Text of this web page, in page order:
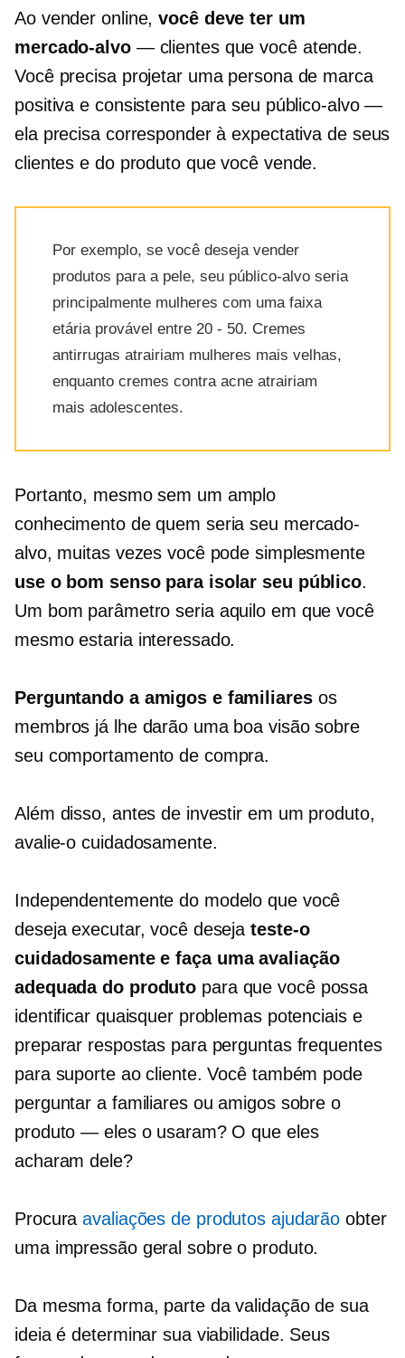
Ao vender online,você deve ter um
mercado-alvo— clientes que você atende.
Você precisa projetar uma persona de marca
positiva e consistente para seu público-alvo —
ela precisa corresponder à expectativa de seus
clientes e do produto que você vende.
Por exemplo, se você deseja vender
produtos para a pele, seu público-alvo seria
principalmente mulheres com uma faixa
etária provável entre 20 - 50. Cremes
antirrugas atrairiam mulheres mais velhas,
enquanto cremes contra acne atrairiam
mais adolescentes.
Portanto, mesmo sem um amplo
conhecimento de quem seria seu mercado-
alvo, muitas vezes você pode simplesmente
use o bom senso para isolar seu público.
Um bom parâmetro seria aquilo em que você
mesmo estaria interessado.
Perguntando a amigos e familiaresos
membros já lhe darão uma boa visão sobre
seu comportamento de compra.
Além disso, antes de investir em um produto,
avalie-o cuidadosamente.
Independentemente do modelo que você
deseja executar, você desejateste-o
cuidadosamente e faça uma avaliação
adequada do produto para que você possa
identificar quaisquer problemas potenciais e
preparar respostas para perguntas frequentes
para suporte ao cliente. Você também pode
perguntar a familiares ou amigos sobre o
produto — eles o usaram? O que eles
acharam dele?
Procuraavaliações de produtos ajudarão obter
uma impressão geral sobre o produto.
Da mesma forma, parte da validação de sua
ideia é determinar sua viabilidade. Seus